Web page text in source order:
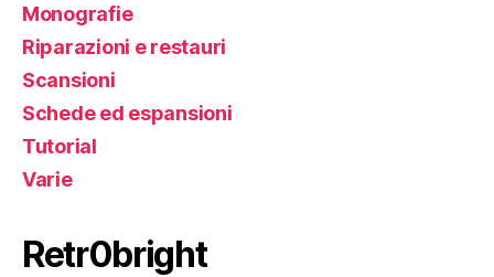
Monografie
Riparazioni e restauri
Scansioni
Schede ed espansioni
Tutorial
Varie
Retr0bright